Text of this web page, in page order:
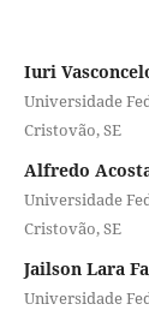
Iuri
Universidade
Cristovão, SE
Alfredo
Universidade
Cristovão, SE
Jailson Lara
Universidade